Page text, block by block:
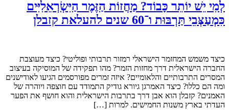
לְמִי יֵשׁ יוֹתֵר כָּבוֹד? מַחֲזוֹת הַזֶּמֶר הַיִּשְׂרְאֵלִיִּים
כִּמְעַצְּבֵי תַּרְבּוּת ו־60 שנים להעלאת קזבלן
כיצד משמש המחזמר הישראלי רמזור תרבותי ופוליטי? כיצד מעוצבת
החברה הישראלית דרך מחזות הזמר? מהו תפקידה של המוסיקה בעיצוב
המסרים התרבותיים והלאומיים? איזה זמרים מפורסמים הגיעו לאודישנים
ומה הם כללו? כיצד האמרגן גיורא גודיק התמודד עם חוצפה ויוהרה של
האמנים? קזבלן הוא אבן דרך בתרבות הישראלית והוא חושף את הפער
העדתי בארץ משנות החמישים. למרות […]